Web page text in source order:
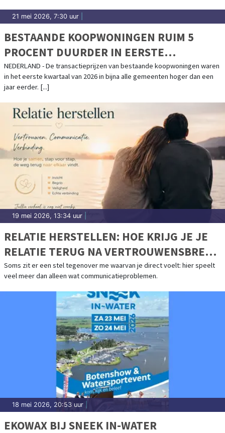
21 mei 2026, 7:30 uur
BESTAANDE KOOPWONINGEN RUIM 5
PROCENT DUURDER IN EERSTE
KWARTAAL
NEDERLAND - De transactieprijzen van bestaande koopwoningen waren
in het eerste kwartaal van 2026 in bijna alle gemeenten hoger dan een
jaar eerder. [...]
19 mei 2026, 13:34 uur
RELATIE HERSTELLEN: HOE KRIJG JE JE
RELATIE TERUG NA VERTROUWENSBREUK
EN AFSTAND?
Soms zit er een stel tegenover me waarvan je direct voelt: hier speelt
veel meer dan alleen wat communicatieproblemen.
18 mei 2026, 20:53 uur
EKOWAX BIJ SNEEK IN-WATER